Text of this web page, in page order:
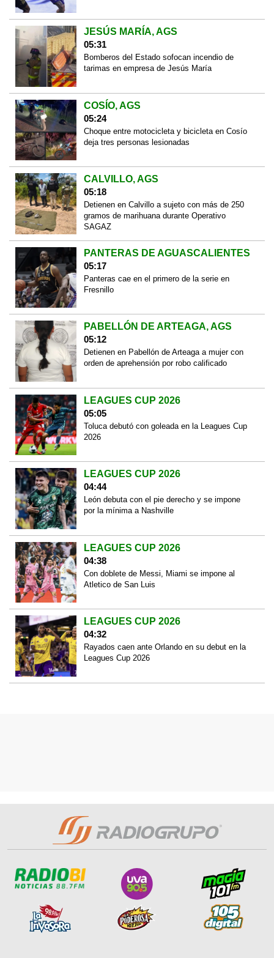
JESÚS MARÍA, AGS
05:31
Bomberos del Estado sofocan incendio de
tarimas en empresa de Jesús María
COSÍO, AGS
05:24
Choque entre motocicleta y bicicleta en Cosío
deja tres personas lesionadas
CALVILLO, AGS
05:18
Detienen en Calvillo a sujeto con más de 250
gramos de marihuana durante Operativo
SAGAZ
PANTERAS DE AGUASCALIENTES
05:17
Panteras cae en el primero de la serie en
Fresnillo
PABELLÓN DE ARTEAGA, AGS
05:12
Detienen en Pabellón de Arteaga a mujer con
orden de aprehensión por robo calificado
LEAGUES CUP 2026
05:05
Toluca debutó con goleada en la Leagues Cup
2026
LEAGUES CUP 2026
04:44
León debuta con el pie derecho y se impone
por la mínima a Nashville
LEAGUES CUP 2026
04:38
Con doblete de Messi, Miami se impone al
Atletico de San Luis
LEAGUES CUP 2026
04:32
Rayados caen ante Orlando en su debut en la
Leagues Cup 2026